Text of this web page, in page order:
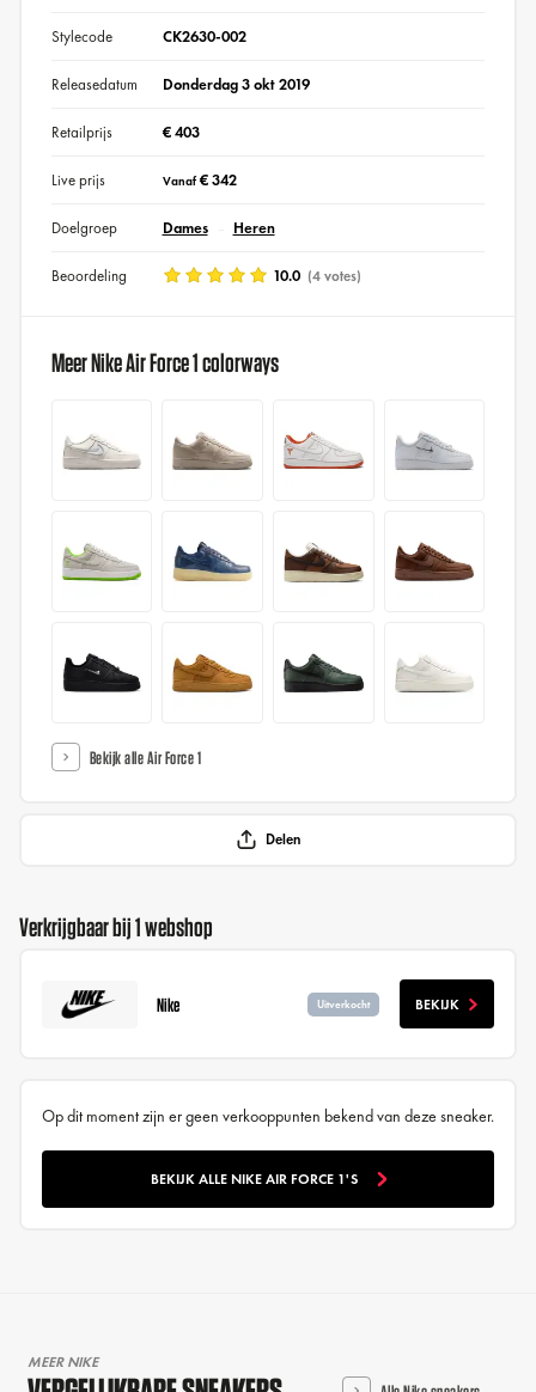
Stylecode CK2630-002
Releasedatum Donderdag 3 okt 2019
Retailprijs € 403
Live prijs Vanaf€ 342
Doelgroep Dames Heren
Beoordeling 10.0 (4 votes)
Meer Nike Air Force 1 colorways
Bekijk alle Air Force 1
Delen
Verkrijgbaar bij 1 webshop
Nike Uitverkocht BEKIJK
Op dit moment zijn er geen verkooppunten bekend van deze sneaker.
BEKIJK ALLE NIKE AIR FORCE 1'S
MEER NIKE